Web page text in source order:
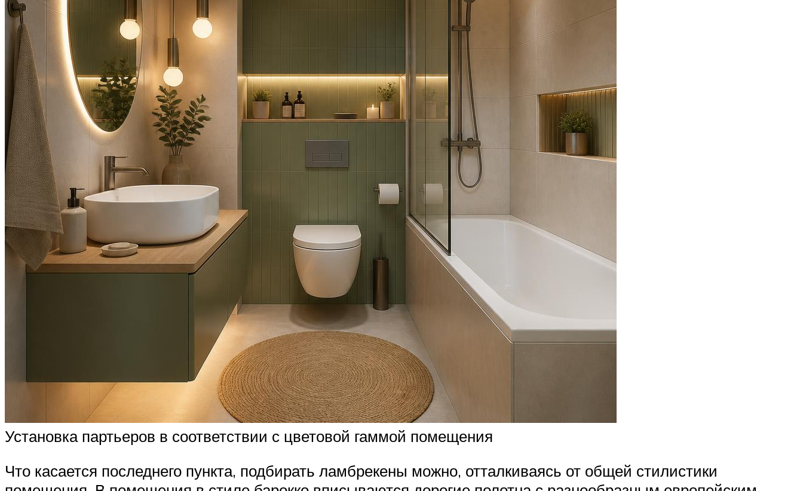
Установка партьеров в соответствии с цветовой гаммой помещения
Что касается последнего пункта, подбирать ламбрекены можно, отталкиваясь от общей стилистики